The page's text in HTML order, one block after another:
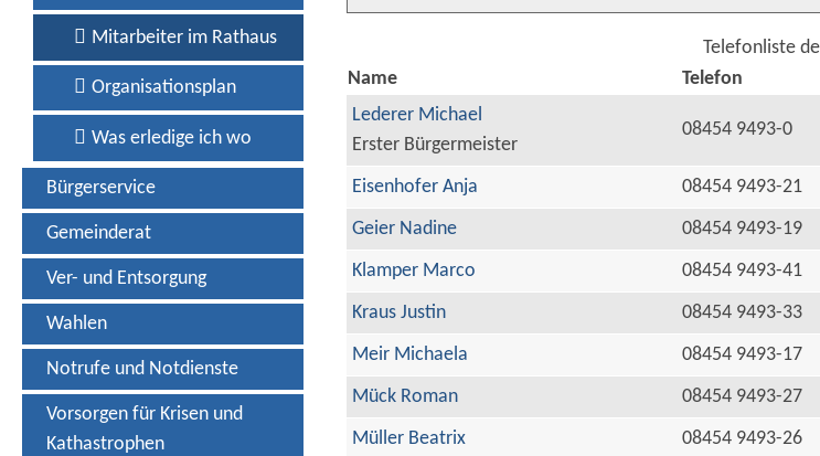
Mitarbeiter im Rathaus
Organisationsplan
Was erledige ich wo
Bürgerservice
Gemeinderat
Ver- und Entsorgung
Wahlen
Notrufe und Notdienste
Vorsorgen für Krisen und
Kathastrophen
Telefonliste
Name
Telefon
Lederer Michael
Erster Bürgermeister
08454 9493-0
Eisenhofer Anja 08454 9493-21
Geier Nadine
08454 9493-19
Klamper Marco
08454 9493-41
Kraus Justin
08454 9493-33
Meir Michaela
08454 9493-17
Mück Roman
08454 9493-27
Müller Beatrix
08454 9493-26